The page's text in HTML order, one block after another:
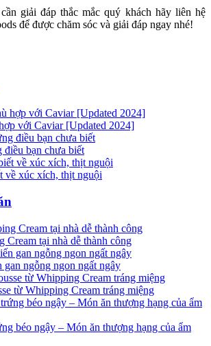
giải đáp thắc mắc quý khách hãy liên hệ
để được chăm sóc và giải đáp ngay nhé!
với Caviar [Updated 2024]
điều bạn chưa biết
về xúc xích, thịt nguội
Cream tại nhà dễ thành công
gan ngỗng ngon ngất ngây
từ Whipping Cream tráng miệng
béo ngậy – Món ăn thượng hạng của ẩm